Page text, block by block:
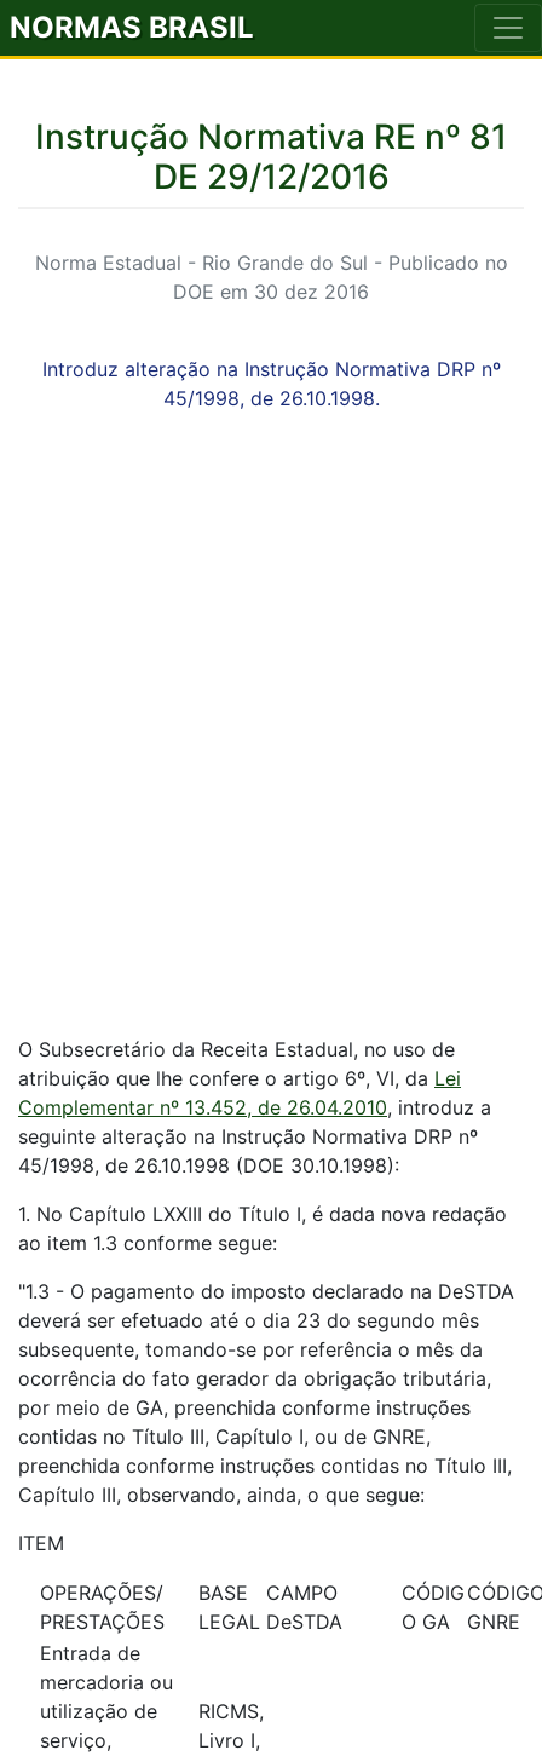
NORMAS BRASIL
Instrução Normativa RE nº 81
DE 29/12/2016
Norma Estadual - Rio Grande do Sul - Publicado no
DOE em 30 dez 2016
Introduz alteração na Instrução Normativa DRP nº
45/1998, de 26.10.1998.
O Subsecretário da Receita Estadual, no uso de
atribuição que lhe confere o artigo 6º, VI, da Lei
Complementar nº 13.452, de 26.04.2010, introduz a
seguinte alteração na Instrução Normativa DRP nº
45/1998, de 26.10.1998 (DOE 30.10.1998):
1. No Capítulo LXXIII do Título I, é dada nova redação
ao item 1.3 conforme segue:
"1.3 - O pagamento do imposto declarado na DeSTDA
deverá ser efetuado até o dia 23 do segundo mês
subsequente, tomando-se por referência o mês da
ocorrência do fato gerador da obrigação tributária,
por meio de GA, preenchida conforme instruções
contidas no Título III, Capítulo I, ou de GNRE,
preenchida conforme instruções contidas no Título III,
Capítulo III, observando, ainda, o que segue:
ITEM
OPERAÇÕES/
PRESTAÇÕES
BASE
LEGAL
CAMPO
DeSTDA
CÓDIG
O GA
GNRE
Entrada de
mercadoria ou
utilização de
serviço,
RICMS,
Livro I,